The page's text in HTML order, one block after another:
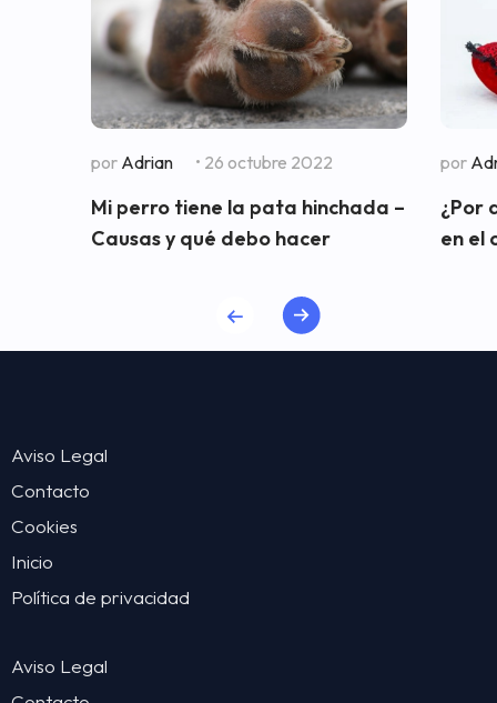
por Adrian • 26 octubre 2022
Mi perro tiene la pata hinchada –
Causas y qué debo hacer
por
¿Por
en el
Aviso Legal
Contacto
Cookies
Inicio
Política de privacidad
Aviso Legal